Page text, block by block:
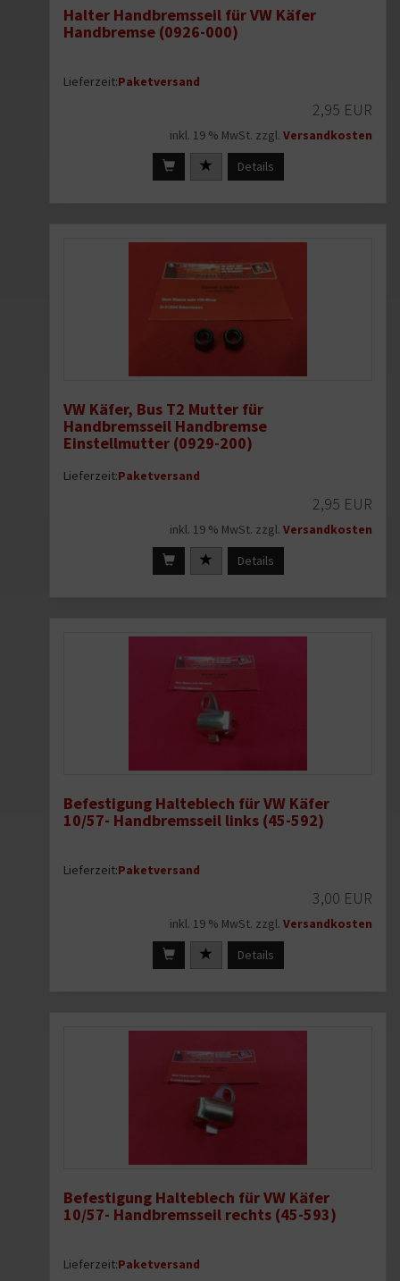
Halter Handbremsseil für VW Käfer
Handbremse (0926-000)
Lieferzeit:Paketversand
2,95 EUR
inkl. 19 % MwSt. zzgl. Versandkosten
Details
VW Käfer, Bus T2 Mutter für
Handbremsseil Handbremse
Einstellmutter (0929-200)
Lieferzeit:Paketversand
2,95 EUR
inkl. 19 % MwSt. zzgl. Versandkosten
Details
Befestigung Halteblech für VW Käfer
10/57- Handbremsseil links (45-592)
Lieferzeit:Paketversand
3,00 EUR
inkl. 19 % MwSt. zzgl. Versandkosten
Details
Befestigung Halteblech für VW Käfer
10/57- Handbremsseil rechts (45-593)
Lieferzeit:Paketversand